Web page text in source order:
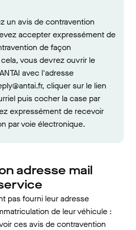
un avis de contravention
accepter expressément de
de façon
vous devrez ouvrir le
avec l'adresse
cliquer sur le lien
puis cocher la case par
expressément de recevoir
par voie électronique.
adresse mail
pas fourni leur adresse
de leur véhicule :
ces avis de contravention